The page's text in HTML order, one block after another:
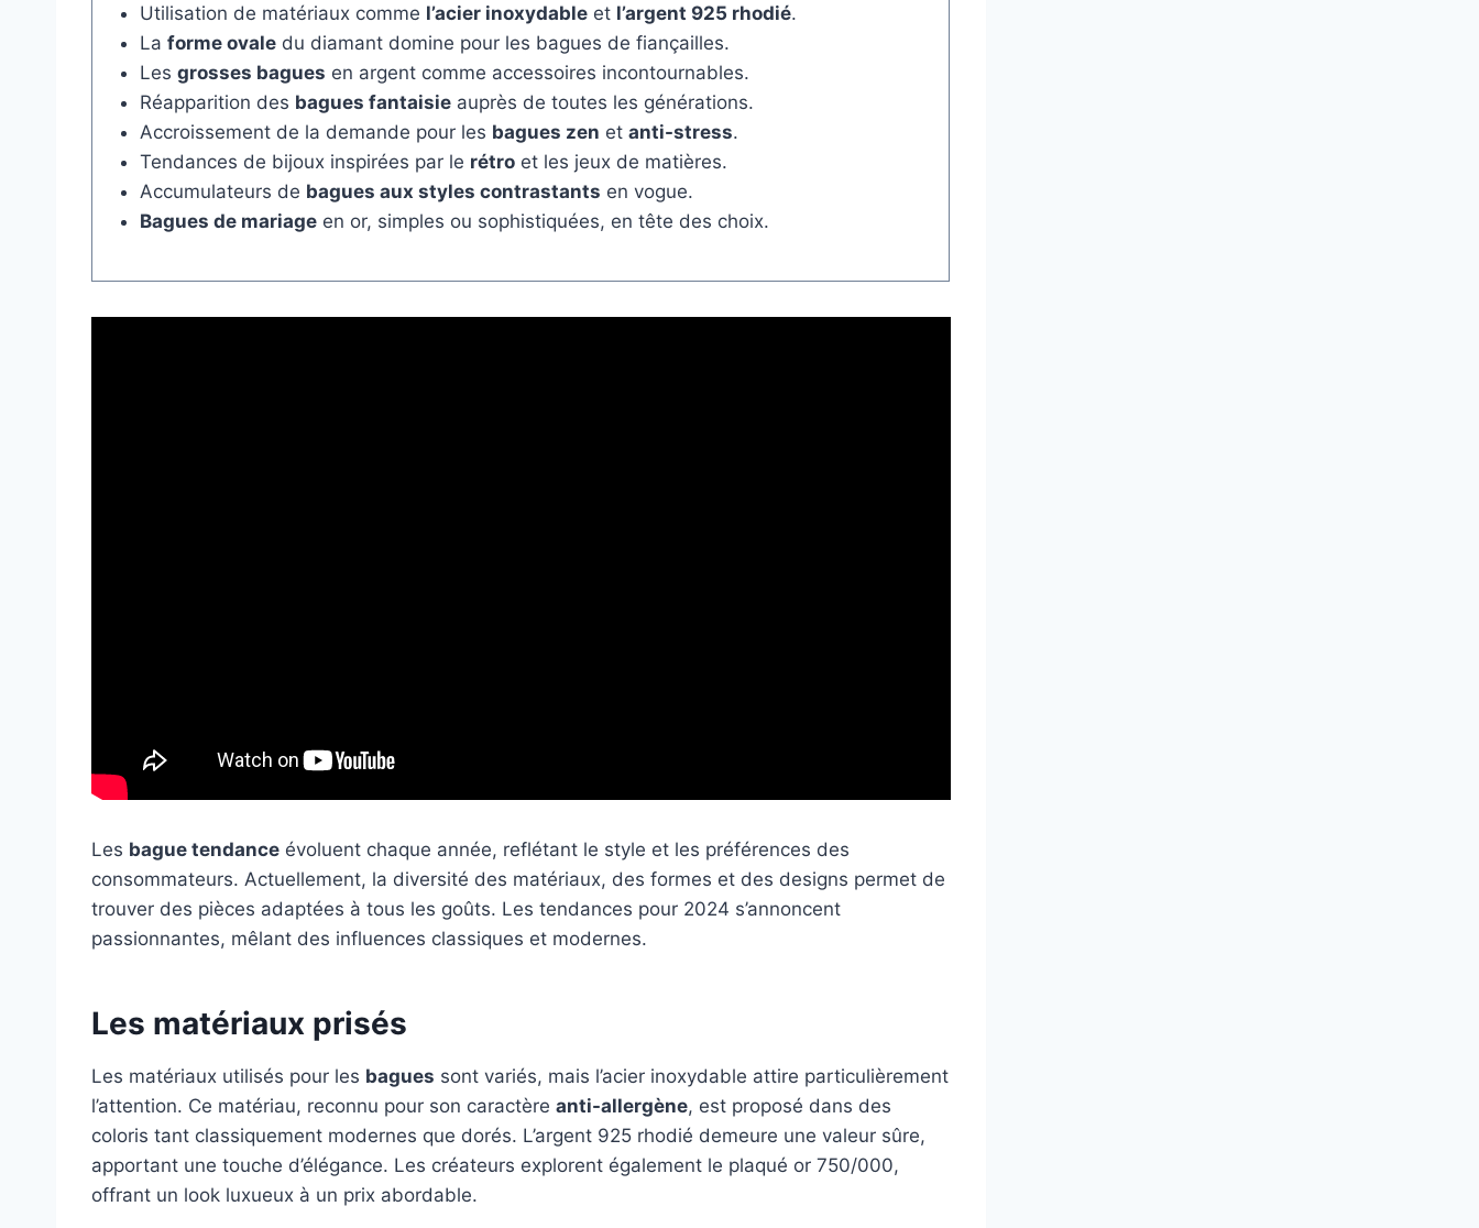
Utilisation de matériaux comme l’acier inoxydableet l’argent 925 rhodié.
La forme ovaledu diamant domine pour les bagues de fiançailles.
Les grosses bagues en argent comme accessoires incontournables.
Réapparition des bagues fantaisieauprès de toutes les générations.
Accroissement de la demande pour les bagues zen et anti-stress.
Tendances de bijoux inspirées par le rétroet les jeux de matières.
Accumulateurs de bagues aux styles contrastants en vogue.
Bagues de mariageen or, simples ou sophistiquées, en tête des choix.
Les bague tendance évoluent chaque année, reflétant le style et les préférences des
consommateurs. Actuellement, la diversité des matériaux, des formes et des designs permet de
trouver des pièces adaptées à tous les goûts. Les tendances pour 2024 s’annoncent
passionnantes, mêlant des influences classiques et modernes.
Les matériaux prisés
Les matériaux utilisés pour les bagues sont variés, mais l’acier inoxydable attire particulièrement
l’attention. Ce matériau, reconnu pour son caractère anti-allergène, est proposé dans des
coloris tant classiquement modernes que dorés. L’argent 925 rhodié demeure une valeur sûre,
apportant une touche d’élégance. Les créateurs explorent également le plaqué or 750/000,
offrant un look luxueux à un prix abordable.